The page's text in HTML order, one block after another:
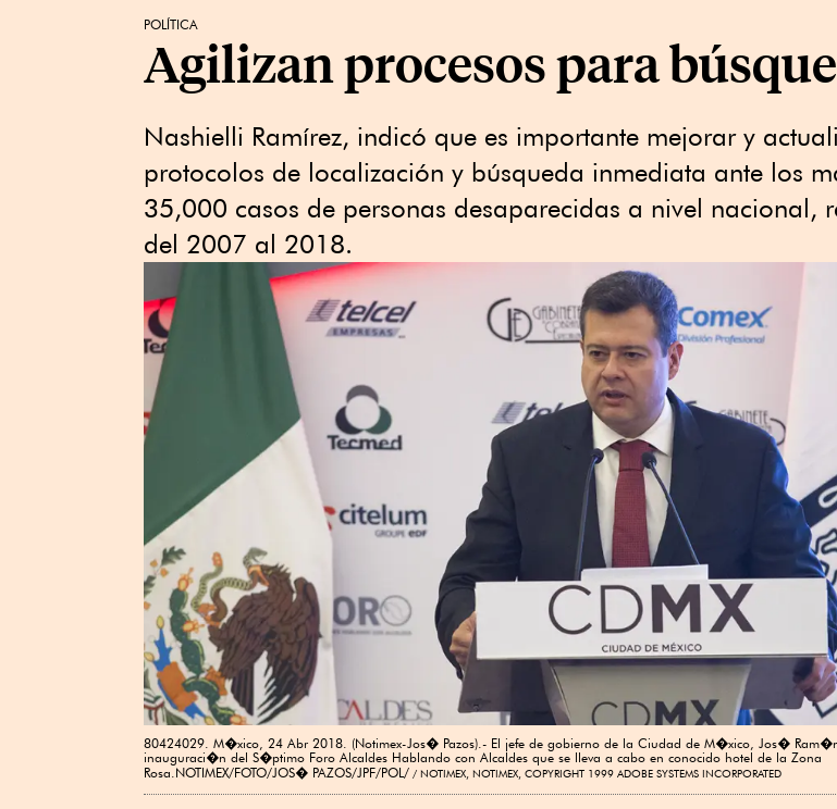
POLÍTICA
Agilizan procesos para
Nashielli Ramírez, indicó que es importante mejorar y
protocolos de localización y búsqueda inmediata ante los
35,000 casos de personas desaparecidas a nivel nacional,
del 2007 al 2018.
80424029. M�xico, 24 Abr 2018. (Notimex-Jos� Pazos).- El jefe de gobierno de la Ciudad de M�xico, Jos�
inauguraci�n del S�ptimo Foro Alcaldes Hablando con Alcaldes que se lleva a cabo en conocido hotel de la Zona
Rosa.NOTIMEX/FOTO/JOS� PAZOS/JPF/POL/
NOTIMEX, NOTIMEX, COPYRIGHT 1999 ADOBE SYSTEMS INCORPORATED